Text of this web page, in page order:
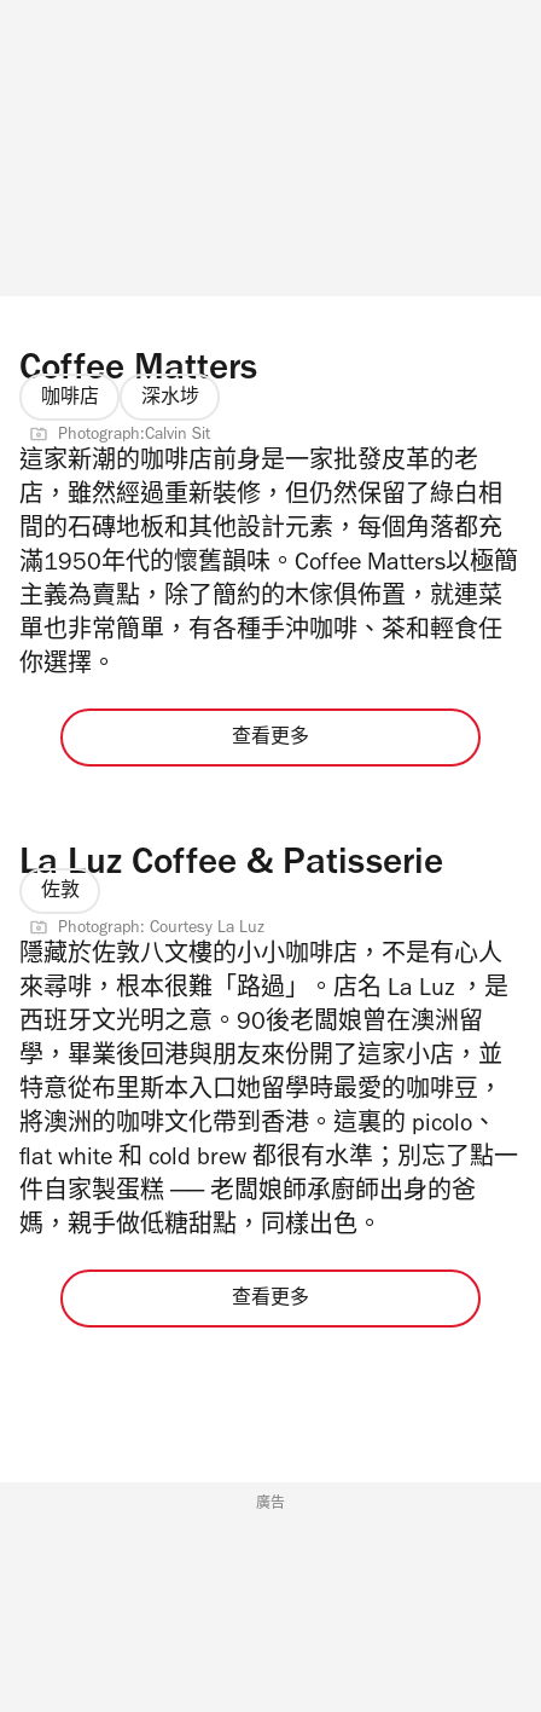
Coffee Matters
咖啡店 深水埗
Photograph:Calvin Sit
這家新潮的咖啡店前身是一家批發皮革的老
店，雖然經過重新裝修，但仍然保留了綠白相
間的石磚地板和其他設計元素，每個角落都充
滿1950年代的懷舊韻味。Coffee Matters以極簡
主義為賣點，除了簡約的木傢俱佈置，就連菜
單也非常簡單，有各種手沖咖啡、茶和輕食任
你選擇。
查看更多
La Luz Coffee & Patisserie
佐敦
Photograph: Courtesy La Luz
隱藏於佐敦八文樓的小小咖啡店，不是有心人
來尋啡，根本很難「路過」。店名 La Luz ，是
西班牙文光明之意。90後老闆娘曾在澳洲留
學，畢業後回港與朋友來份開了這家小店，並
特意從布里斯本入口她留學時最愛的咖啡豆，
將澳洲的咖啡文化帶到香港。這裏的 picolo、
flat white 和 cold brew 都很有水準；別忘了點一
件自家製蛋糕 ── 老闆娘師承廚師出身的爸
媽，親手做低糖甜點，同樣出色。
查看更多
廣告